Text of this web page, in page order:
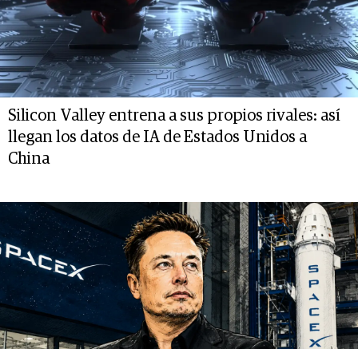
Silicon Valley entrena a sus propios rivales: así
llegan los datos de IA de Estados Unidos a
China